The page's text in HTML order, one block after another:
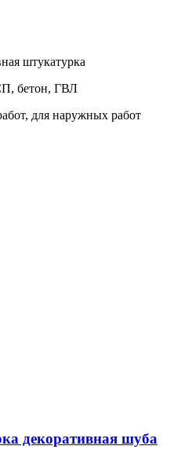
штукатурка
бетон, ГВЛ
для наружных работ
декоративная шуба